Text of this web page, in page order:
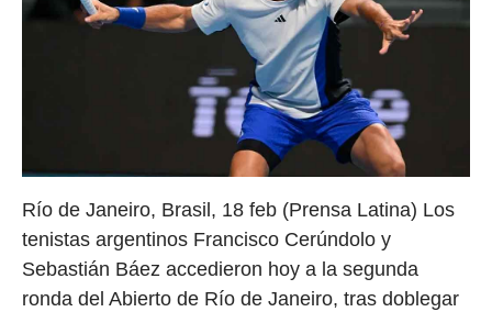
Río de Janeiro, Brasil, 18 feb (Prensa Latina) Los
tenistas argentinos Francisco Cerúndolo y
Sebastián Báez accedieron hoy a la segunda
ronda del Abierto de Río de Janeiro, tras doblegar